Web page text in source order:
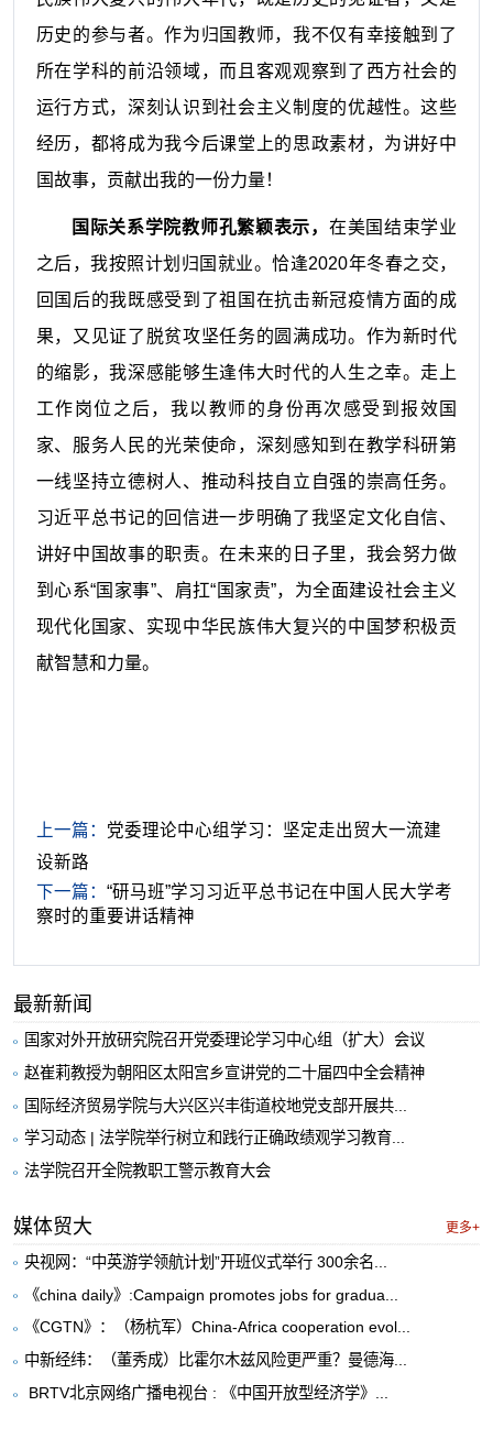
历史的参与者。作为归国教师，我不仅有幸接触到了
所在学科的前沿领域，而且客观观察到了西方社会的
运行方式，深刻认识到社会主义制度的优越性。这些
经历，都将成为我今后课堂上的思政素材，为讲好中
国故事，贡献出我的一份力量！
国际关系学院教师孔繁颖表示， 在美国结束学业
之后，我按照计划归国就业。恰逢2020年冬春之交，
回国后的我既感受到了祖国在抗击新冠疫情方面的成
果，又见证了脱贫攻坚任务的圆满成功。作为新时代
的缩影，我深感能够生逢伟大时代的人生之幸。走上
工作岗位之后，我以教师的身份再次感受到报效国
家、服务人民的光荣使命，深刻感知到在教学科研第
一线坚持立德树人、推动科技自立自强的崇高任务。
习近平总书记的回信进一步明确了我坚定文化自信、
讲好中国故事的职责。在未来的日子里，我会努力做
到心系“国家事”、肩扛“国家责”，为全面建设社会主义
现代化国家、实现中华民族伟大复兴的中国梦积极贡
献智慧和力量。
上一篇： 党委理论中心组学习：坚定走出贸大一流建
设新路
下一篇： “研马班”学习习近平总书记在中国人民大学考
察时的重要讲话精神
最新新闻
国家对外开放研究院召开党委理论学习中心组（扩大）会议
赵崔莉教授为朝阳区太阳宫乡宣讲党的二十届四中全会精神
国际经济贸易学院与大兴区兴丰街道校地党支部开展共...
学习动态 | 法学院举行树立和践行正确政绩观学习教育...
法学院召开全院教职工警示教育大会
媒体贸大 更多+
央视网：“中英游学领航计划”开班仪式举行 300余名...
《china daily》:Campaign promotes jobs for gradua...
《CGTN》：（杨杭军）China-Africa cooperation evol...
中新经纬：（董秀成）比霍尔木兹风险更严重？曼德海...
​ BRTV北京网络广播电视台 : 《中国开放型经济学》...